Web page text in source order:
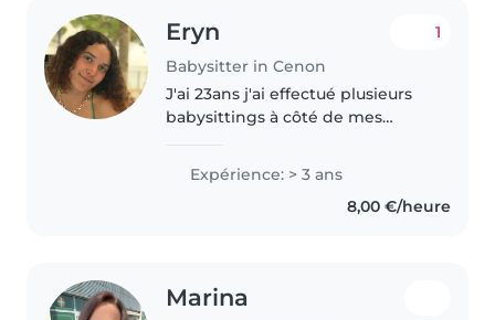
Eryn
Babysitter in Cenon
1
J'ai 23ans j'ai effectué plusieurs
babysittings à côté de mes
d'un Master MEEF (Métiers de
l'Enseignement, de l'Éducation
et de la Formation), j'ai obtenu..
Expérience: > 3 ans
8,00 €/heure
Marina